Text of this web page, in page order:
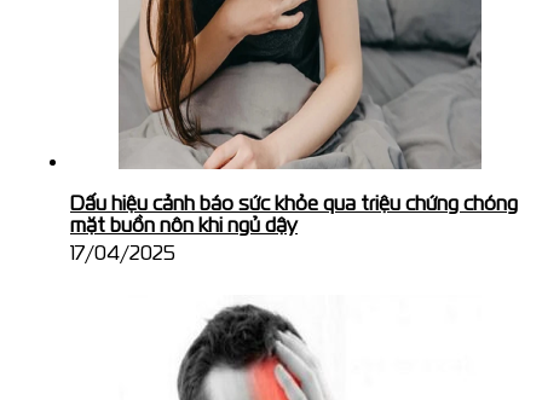
Dấu hiệu cảnh báo sức khỏe qua triệu chứng chóng
mặt buồn nôn khi ngủ dậy
17/04/2025